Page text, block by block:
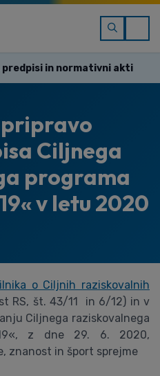
predpisi in normativni akti
Ciljnega
programa
v letu 2020
o Ciljnih raziskovalnih
RS, št. 43/11 in 6/12) in v
Ciljnega raziskovalnega
19«, z dne 29. 6. 2020,
znanost in šport sprejme